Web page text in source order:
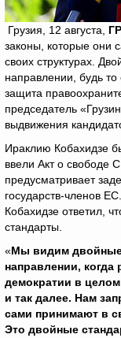
Грузия, 12 августа,
законы, которые они
своих структурах.
направлении, будь
защита
председатель
выдвижения
Ираклию Кобахидзе
ввели Акт о свободе
предусматривает
государств-членов
Кобахидзе ответил,
стандарты.
«Мы видим
направлении,
демократии в
и так далее. Нам
сами принимают в
Это двойные